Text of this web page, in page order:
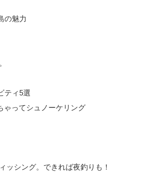
の魅力
ティ5選
ってシュノーケリング
シング。できれば夜釣りも！